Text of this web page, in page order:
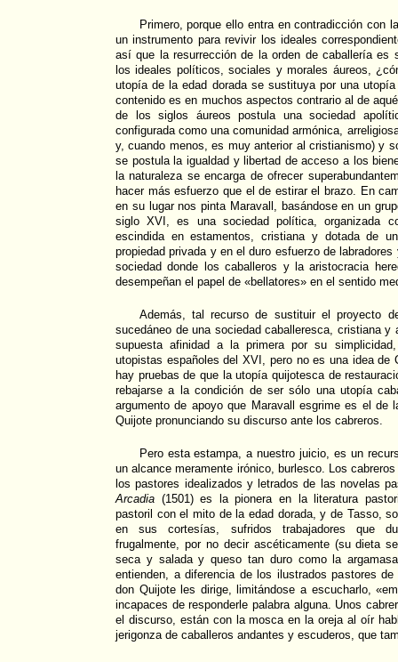
Primero, porque ello entra en contradicción con
un instrumento para revivir los ideales
así que la resurrección de la orden de caballería es
los ideales políticos, sociales y morales áureos,
utopía de la edad dorada se sustituya por una
contenido es en muchos aspectos contrario al de
de los siglos áureos postula una sociedad
configurada como una comunidad armónica,
y, cuando menos, es muy anterior al cristianismo) y
se postula la igualdad y libertad de acceso a los
la naturaleza se encarga de ofrecer
hacer más esfuerzo que el de estirar el brazo. En
en su lugar nos pinta Maravall, basándose en un
siglo XVI, es una sociedad política, organizada
escindida en estamentos, cristiana y dotada de
propiedad privada y en el duro esfuerzo de
sociedad donde los caballeros y la aristocracia
desempeñan el papel de «bellatores» en el sentido
Además, tal recurso de sustituir el proyecto
sucedáneo de una sociedad caballeresca, cristiana y
supuesta afinidad a la primera por su
utopistas españoles del XVI, pero no es una idea de
hay pruebas de que la utopía quijotesca de
rebajarse a la condición de ser sólo una utopía
argumento de apoyo que Maravall esgrime es el de
Quijote pronunciando su discurso ante los cabreros.
Pero esta estampa, a nuestro juicio, es un
un alcance meramente irónico, burlesco. Los
los pastores idealizados y letrados de las novelas
Arcadia (1501) es la pionera en la literatura
pastoril con el mito de la edad dorada, y de Tasso,
en sus cortesías, sufridos trabajadores que
frugalmente, por no decir ascéticamente (su dieta
seca y salada y queso tan duro como la
entienden, a diferencia de los ilustrados pastores
don Quijote les dirige, limitándose a escucharlo,
incapaces de responderle palabra alguna. Unos
el discurso, están con la mosca en la oreja al oír
jerigonza de caballeros andantes y escuderos, que